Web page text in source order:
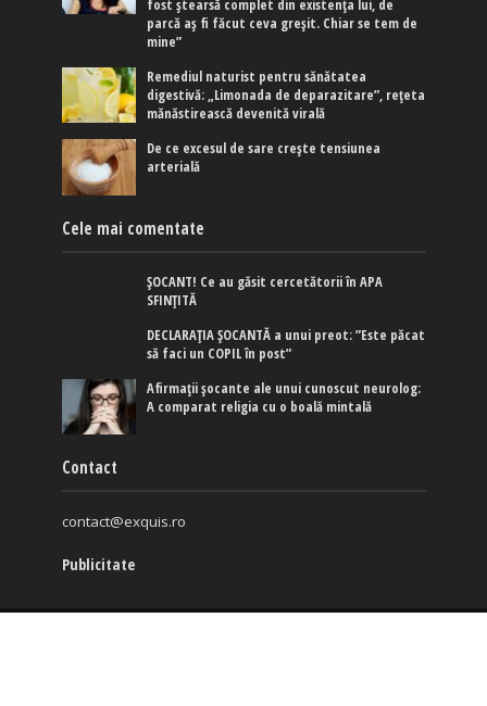
fost ștearsă complet din existența lui, de
parcă aș fi făcut ceva greșit. Chiar se tem de
mine”
Remediul naturist pentru sănătatea
digestivă: „Limonada de deparazitare”, rețeta
mănăstirească devenită virală
De ce excesul de sare crește tensiunea
arterială
Cele mai comentate
ȘOCANT! Ce au găsit cercetătorii în APA
SFINȚITĂ
DECLARAȚIA ȘOCANTĂ a unui preot: ”Este păcat
să faci un COPIL în post”
Afirmaţii şocante ale unui cunoscut neurolog:
A comparat religia cu o boală mintală
Contact
contact@exquis.ro
Publicitate